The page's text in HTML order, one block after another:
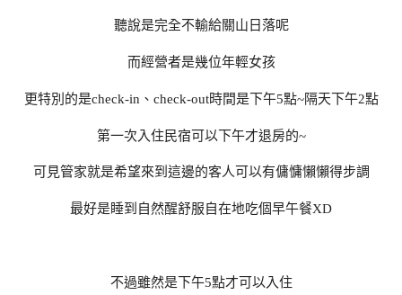
聽說是完全不輸給關山日落呢
而經營者是幾位年輕女孩
更特別的是check-in、check-out時間是下午5點~隔天下午2點
第一次入住民宿可以下午才退房的~
可見管家就是希望來到這邊的客人可以有傭慵懶懶得步調
最好是睡到自然醒舒服自在地吃個早午餐XD
不過雖然是下午5點才可以入住